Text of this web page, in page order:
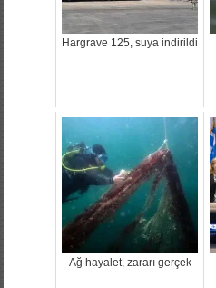
Hargrave 125, suya indirildi
Ağ hayalet, zararı gerçek